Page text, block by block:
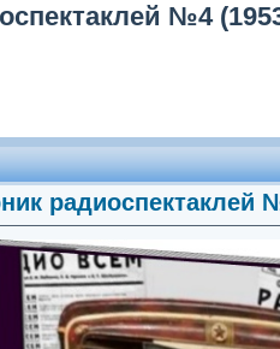
№4
радиоспектаклей